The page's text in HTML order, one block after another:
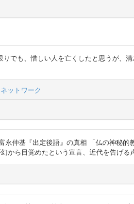
でも、惜しい人を亡くしたと思うが、
ットワーク
仲基『出定後語』の真相 「仏の神秘
から目覚めたという宣言、近代を告げる